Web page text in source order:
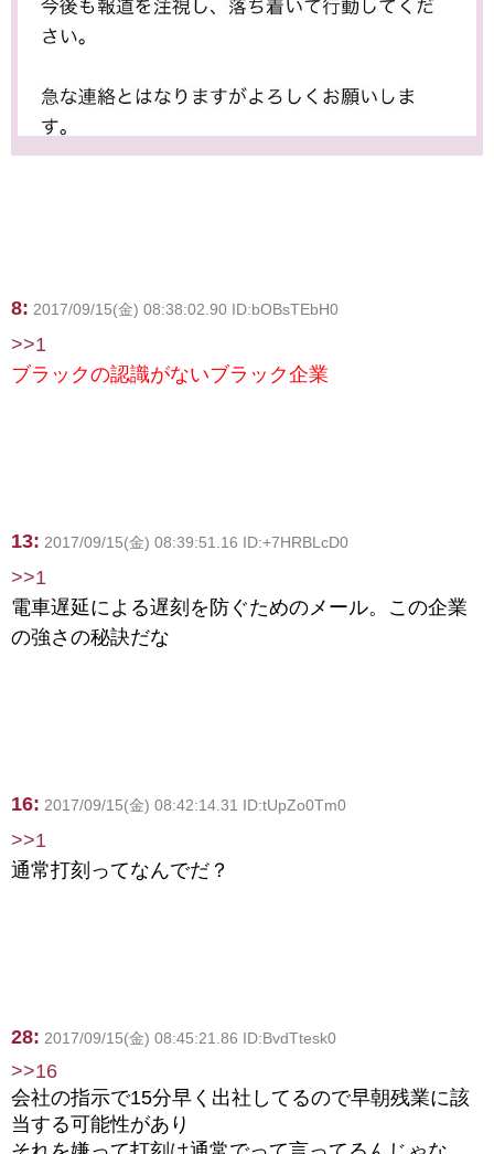
8: 2017/09/15(金) 08:38:02.90 ID:bOBsTEbH0
>>1
ブラックの認識がないブラック企業
13: 2017/09/15(金) 08:39:51.16 ID:+7HRBLcD0
>>1
電車遅延による遅刻を防ぐためのメール。この企業
の強さの秘訣だな
16: 2017/09/15(金) 08:42:14.31 ID:tUpZo0Tm0
>>1
通常打刻ってなんでだ？
28: 2017/09/15(金) 08:45:21.86 ID:BvdTtesk0
>>16
会社の指示で15分早く出社してるので早朝残業に該
当する可能性があり